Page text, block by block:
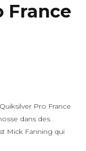
France
Pro France
dans des
Mick Fanning qui